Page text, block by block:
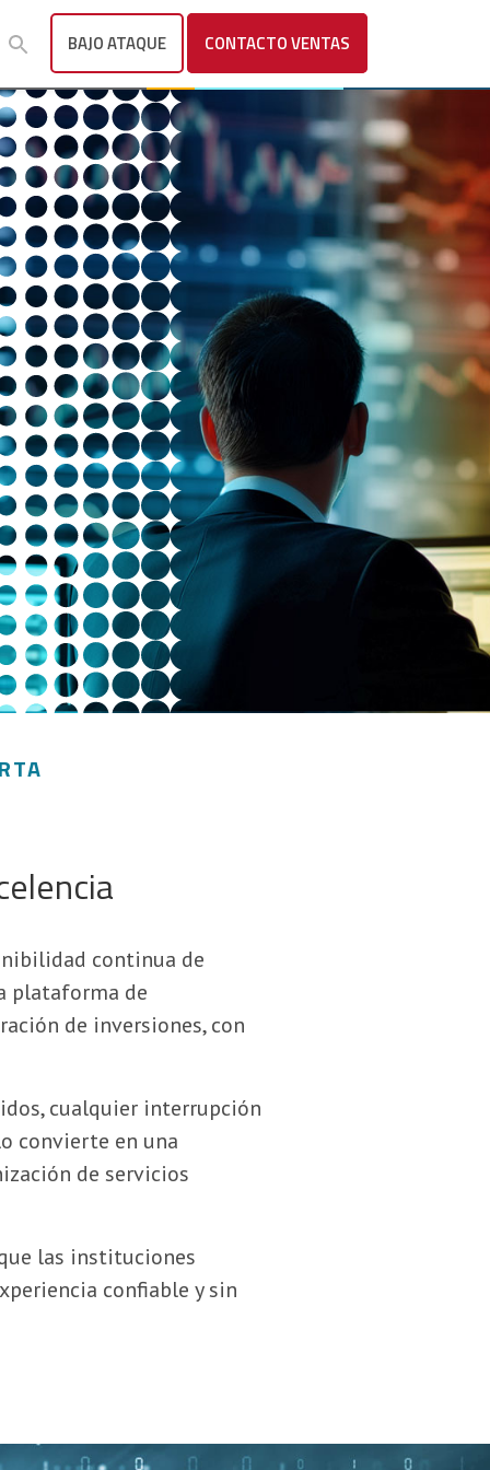
BAJO ATAQUE CONTACTOVENTAS
continua de
plataforma de
de inversiones, con
cualquier interrupción
convierte en una
de servicios
las instituciones
confiable y sin